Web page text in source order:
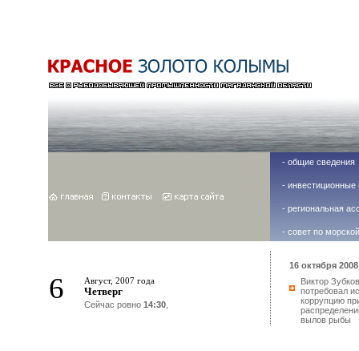
- общие сведения
- инвестиционные
- региональная
- совет по
6 Август, 2007 года
Четверг
Сейчас ровно 14:30
16 октября
Виктор Зубков
потребовал
коррупцию
вылов рыбы